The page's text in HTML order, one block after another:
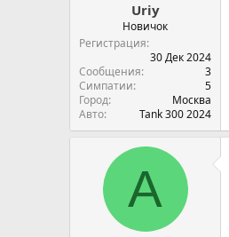
Uriy
Новичок
Регистрация
30 Дек 2024
Сообщения
3
Симпатии
5
Город
Москва
Авто
Tank 300 2024
А